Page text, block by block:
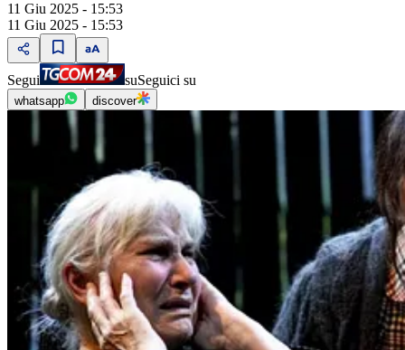
11 Giu 2025 - 15:53
11 Giu 2025 - 15:53
Segui suSeguici su
whatsapp discover